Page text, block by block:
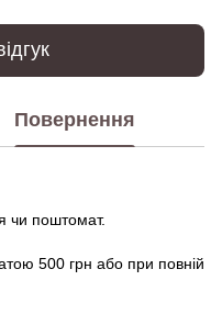
Повернення
чи поштомат.
500 грн або при повній